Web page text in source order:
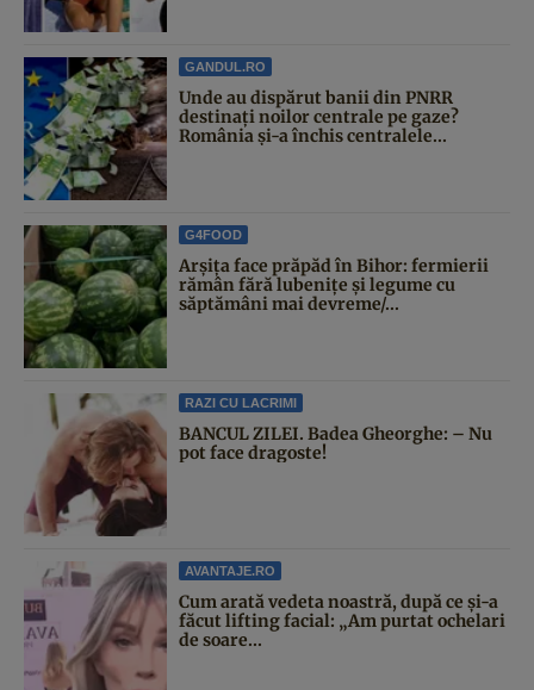
GANDUL.RO
Unde au dispărut banii din PNRR
destinați noilor centrale pe gaze?
România și-a închis centralele...
G4FOOD
Arșița face prăpăd în Bihor: fermierii
rămân fără lubenițe și legume cu
săptămâni mai devreme/...
RAZI CU LACRIMI
BANCUL ZILEI. Badea Gheorghe: – Nu
pot face dragoste!
AVANTAJE.RO
Cum arată vedeta noastră, după ce și-a
făcut lifting facial: „Am purtat ochelari
de soare...